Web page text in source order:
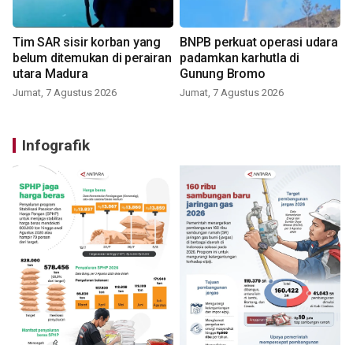
Tim SAR sisir korban yang
belum ditemukan di perairan
utara Madura
Jumat, 7 Agustus 2026
BNPB perkuat operasi udara
padamkan karhutla di
Gunung Bromo
Jumat, 7 Agustus 2026
Infografik